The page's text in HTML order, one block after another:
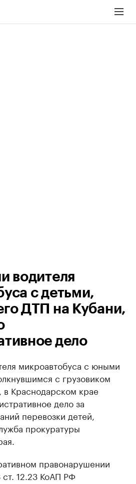
водителя
с детьми,
ДТП на Кубани,
дело
микроавтобуса с юными
с грузовиком
Краснодарском крае
дело за
перевозки детей,
прокуратуры
правонарушении
12.23 КоАП РФ